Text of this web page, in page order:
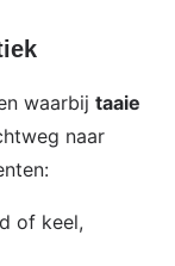
waarbij taaie
naar
of keel,